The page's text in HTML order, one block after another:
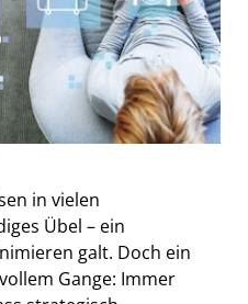
in vielen
Übel – ein
galt. Doch ein
Gange: Immer